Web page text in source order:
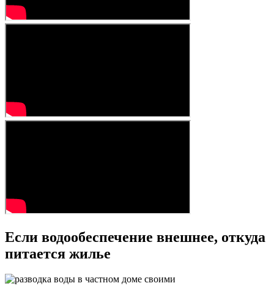
Если водообеспечение внешнее, откуда
питается жилье